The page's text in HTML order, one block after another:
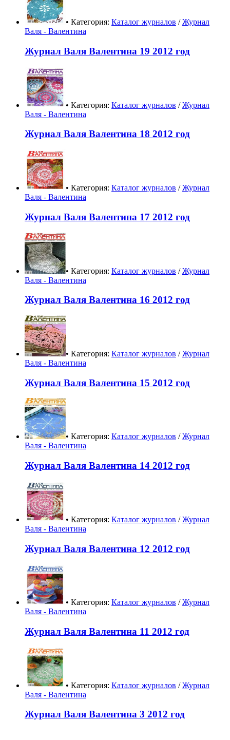
• Категория: Каталог журналов /Журнал
Валя - Валентина
Журнал Валя Валентина 19 2012 год
• Категория: Каталог журналов /Журнал
Валя - Валентина
Журнал Валя Валентина 18 2012 год
• Категория: Каталог журналов /Журнал
Валя - Валентина
Журнал Валя Валентина 17 2012 год
• Категория: Каталог журналов /Журнал
Валя - Валентина
Журнал Валя Валентина 16 2012 год
• Категория: Каталог журналов /Журнал
Валя - Валентина
Журнал Валя Валентина 15 2012 год
• Категория: Каталог журналов /Журнал
Валя - Валентина
Журнал Валя Валентина 14 2012 год
• Категория: Каталог журналов /Журнал
Валя - Валентина
Журнал Валя Валентина 12 2012 год
• Категория: Каталог журналов /Журнал
Валя - Валентина
Журнал Валя Валентина 11 2012 год
• Категория: Каталог журналов /Журнал
Валя - Валентина
Журнал Валя Валентина 3 2012 год